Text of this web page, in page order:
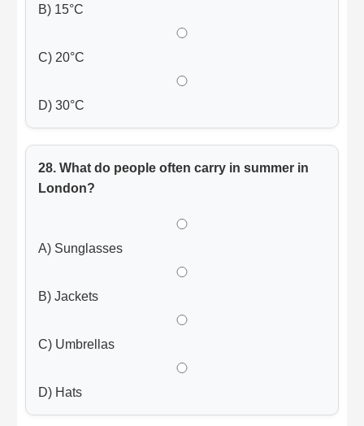
B) 15°C
C) 20°C
D) 30°C
28. What do people often carry in summer in
London?
A) Sunglasses
B) Jackets
C) Umbrellas
D) Hats